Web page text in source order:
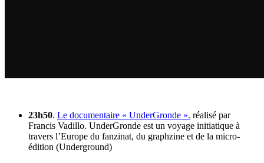
23h50. Le documentaire « UnderGronde ». réalisé par
Francis Vadillo. UnderGronde est un voyage initiatique à
travers l’Europe du fanzinat, du graphzine et de la micro-
édition (Underground)